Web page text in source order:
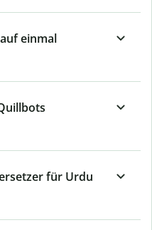
einmal
für Urdu